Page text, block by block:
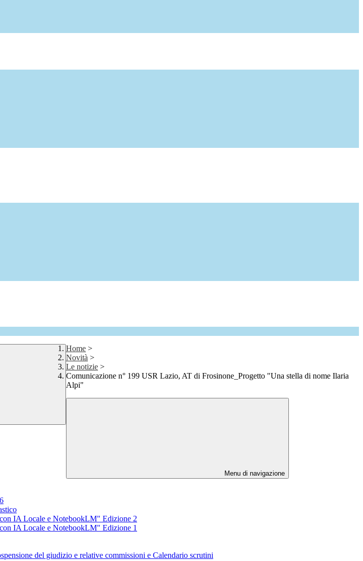
Home >
Novità >
Le notizie >
Comunicazione n° 199 USR Lazio, AT di Frosinone_Progetto "Una stella di nome Ilaria
Alpi"
Menu di navigazione
IA Locale e NotebookLM" Edizione 2
IA Locale e NotebookLM" Edizione 1
del giudizio e relative commissioni e Calendario scrutini